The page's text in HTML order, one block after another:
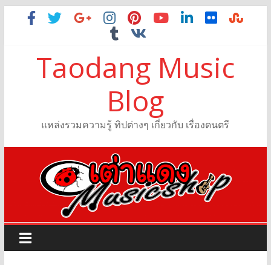
Taodang Music
Blog
แหล่งรวมความรู้ ทิปต่างๆ เกี่ยวกับ เรื่องดนตรี